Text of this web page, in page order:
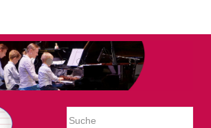
property: stdClass::$imglink in
59781926/htdocs/Joomla2023/modules/